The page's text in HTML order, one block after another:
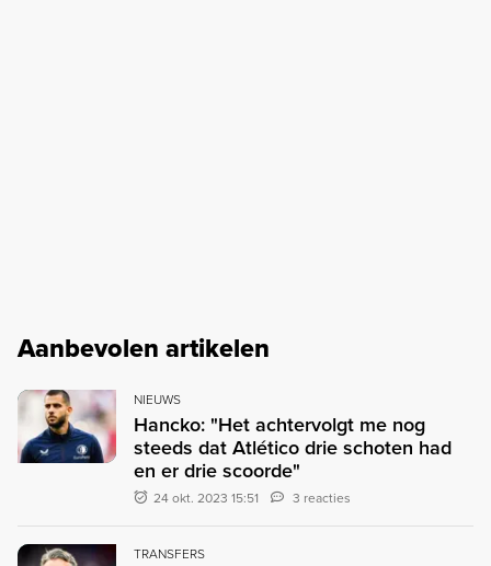
Aanbevolen artikelen
NIEUWS
Hancko: "Het achtervolgt me nog
steeds dat Atlético drie schoten had
en er drie scoorde"
24 okt. 2023 15:51 3 reacties
TRANSFERS